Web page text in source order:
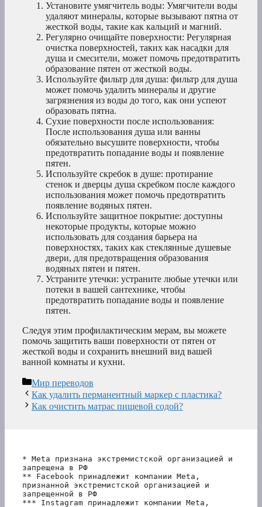
Установите умягчитель воды: Умягчители воды
удаляют минералы, которые вызывают пятна от
жесткой воды, такие как кальций и магний.
Регулярно очищайте поверхности: Регулярная
очистка поверхностей, таких как насадки для
душа и смесители, может помочь предотвратить
образование пятен от жесткой воды.
Используйте фильтр для душа: фильтр для душа
может помочь удалить минералы и другие
загрязнения из воды до того, как они успеют
образовать пятна.
Сухие поверхности после использования:
После использования душа или ванны
обязательно высушите поверхности, чтобы
предотвратить попадание воды и появление
пятен.
Используйте скребок в душе: протирание
стенок и дверцы душа скребком после каждого
использования может помочь предотвратить
появление водяных пятен.
Используйте защитное покрытие: доступны
некоторые продукты, которые можно
использовать для создания барьера на
поверхностях, таких как стеклянные душевые
двери, для предотвращения образования
водяных пятен и пятен.
Устраните утечки: устраните любые утечки или
потеки в вашей сантехнике, чтобы
предотвратить попадание воды и появление
пятен.
Следуя этим профилактическим мерам, вы можете
помочь защитить ваши поверхности от пятен от
жесткой воды и сохранить внешний вид вашей
ванной комнаты и кухни.
Рубрики
Мир переводов
Как удалить перманентный маркер с пластика?
Как очистить матрас пищевой содой?
* Meta признана экстремистской организацией и
запрещена в РФ
** Facebook принадлежит компании Meta,
признанной экстремистской организацией и
запрещенной в РФ
*** Instagram принадлежит компании Meta,